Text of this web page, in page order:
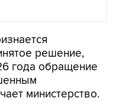
решение,
года обращение
министерство.